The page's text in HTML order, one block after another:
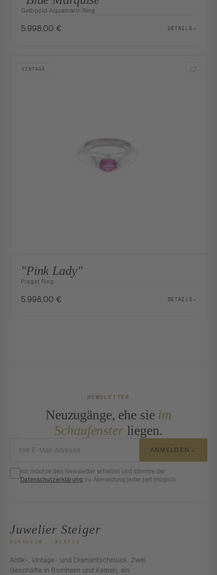
Gelbgold Aquamarin Ring
5.998,00 € DETAILS→
VINTAGE
"Pink Lady"
Piaget Ring
5.998,00 € DETAILS→
NEWSLETTER
Neuzugänge, ehe sie im
Schaufensterliegen.
ANMELDEN →
Ich möchte den Newsletter erhalten und stimme der
Datenschutzerklärung zu. Abmeldung jederzeit möglich.
Juwelier Steiger
BORNHEIM · KERPEN
Antik-, Vintage- und Diamantschmuck. Zwei
Geschäfte in Bornheim und Kerpen, ein